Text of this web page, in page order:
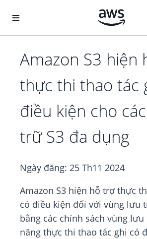
Amazon S3 hiện
thực thi thao tác
điều kiện cho
trữ S3 đa dụng
Ngày đăng: 25 Th11 2024
Amazon S3 hiện hỗ trợ thực
có điều kiện đối với vùng lưu
bằng các chính sách vùng
năng thực thi thao tác ghi có